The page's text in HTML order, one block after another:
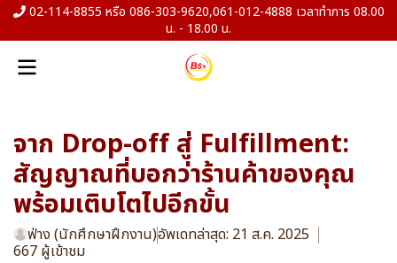
02-114-8855 หรือ 086-303-9620,061-012-4888 เวลาทำการ 08.00
น. - 18.00 น.
จาก Drop-off สู่ Fulfillment:
สัญญาณที่บอกว่าร้านค้าของคุณ
พร้อมเติบโตไปอีกขั้น
ฟ่าง (นักศึกษาฝึกงาน)อัพเดทล่าสุด: 21 ส.ค. 2025
667 ผู้เข้าชม